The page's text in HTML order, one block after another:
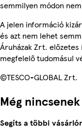
semmilyen módon
A jelen információ
és azt nem lehet
Áruházak Zrt. előzetes
megfelelő tudomásul
©TESCO-GLOBAL Zrt.
Még
Segíts a többi